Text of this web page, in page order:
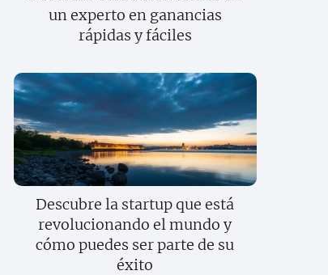
un experto en ganancias
rápidas y fáciles
Descubre la startup que está
revolucionando el mundo y
cómo puedes ser parte de su
éxito